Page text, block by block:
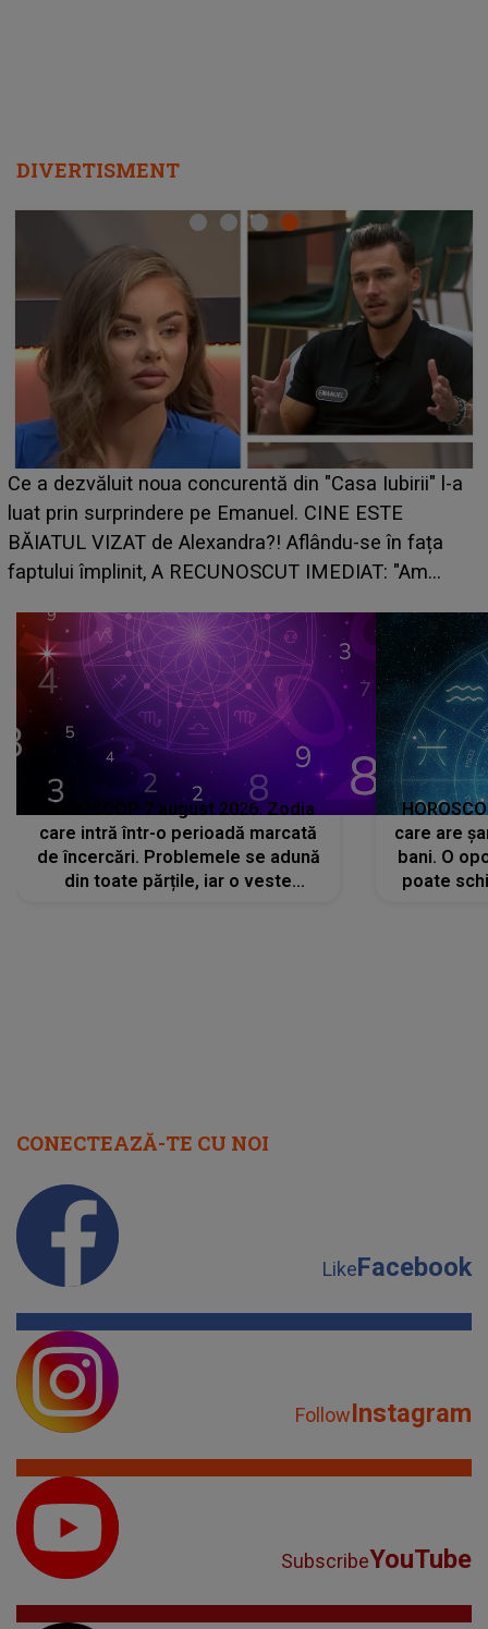
DIVERTISMENT
Ce a dezvăluit noua concurentă din "Casa Iubirii" l-a
luat prin surprindere pe Emanuel. CINE ESTE
BĂIATUL VIZAT de Alexandra?! Aflându-se în fața
faptului împlinit, A RECUNOSCUT IMEDIAT: "Am
HOROSCOP 7 august 2026. Zodia
care intră într-o perioadă marcată
de încercări. Problemele se adună
din toate părțile, iar o veste
care are
bani. O
poate
CONECTEAZĂ-TE CU NOI
LikeFacebook
FollowInstagram
SubscribeYouTube